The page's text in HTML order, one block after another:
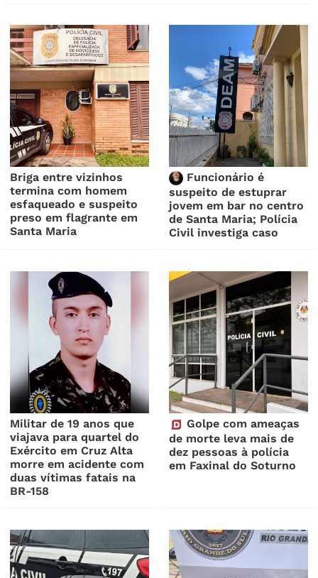
Briga entre vizinhos
termina com homem
esfaqueado e suspeito
preso em flagrante em
Santa Maria
Funcionário é
suspeito de estuprar
jovem em bar no centro
de Santa Maria; Polícia
Civil investiga caso
Militar de 19 anos que
viajava para quartel do
Exército em Cruz Alta
morre em acidente com
duas vítimas fatais na
BR-158
Golpe com ameaças
de morte leva mais de
dez pessoas à polícia
em Faxinal do Soturno